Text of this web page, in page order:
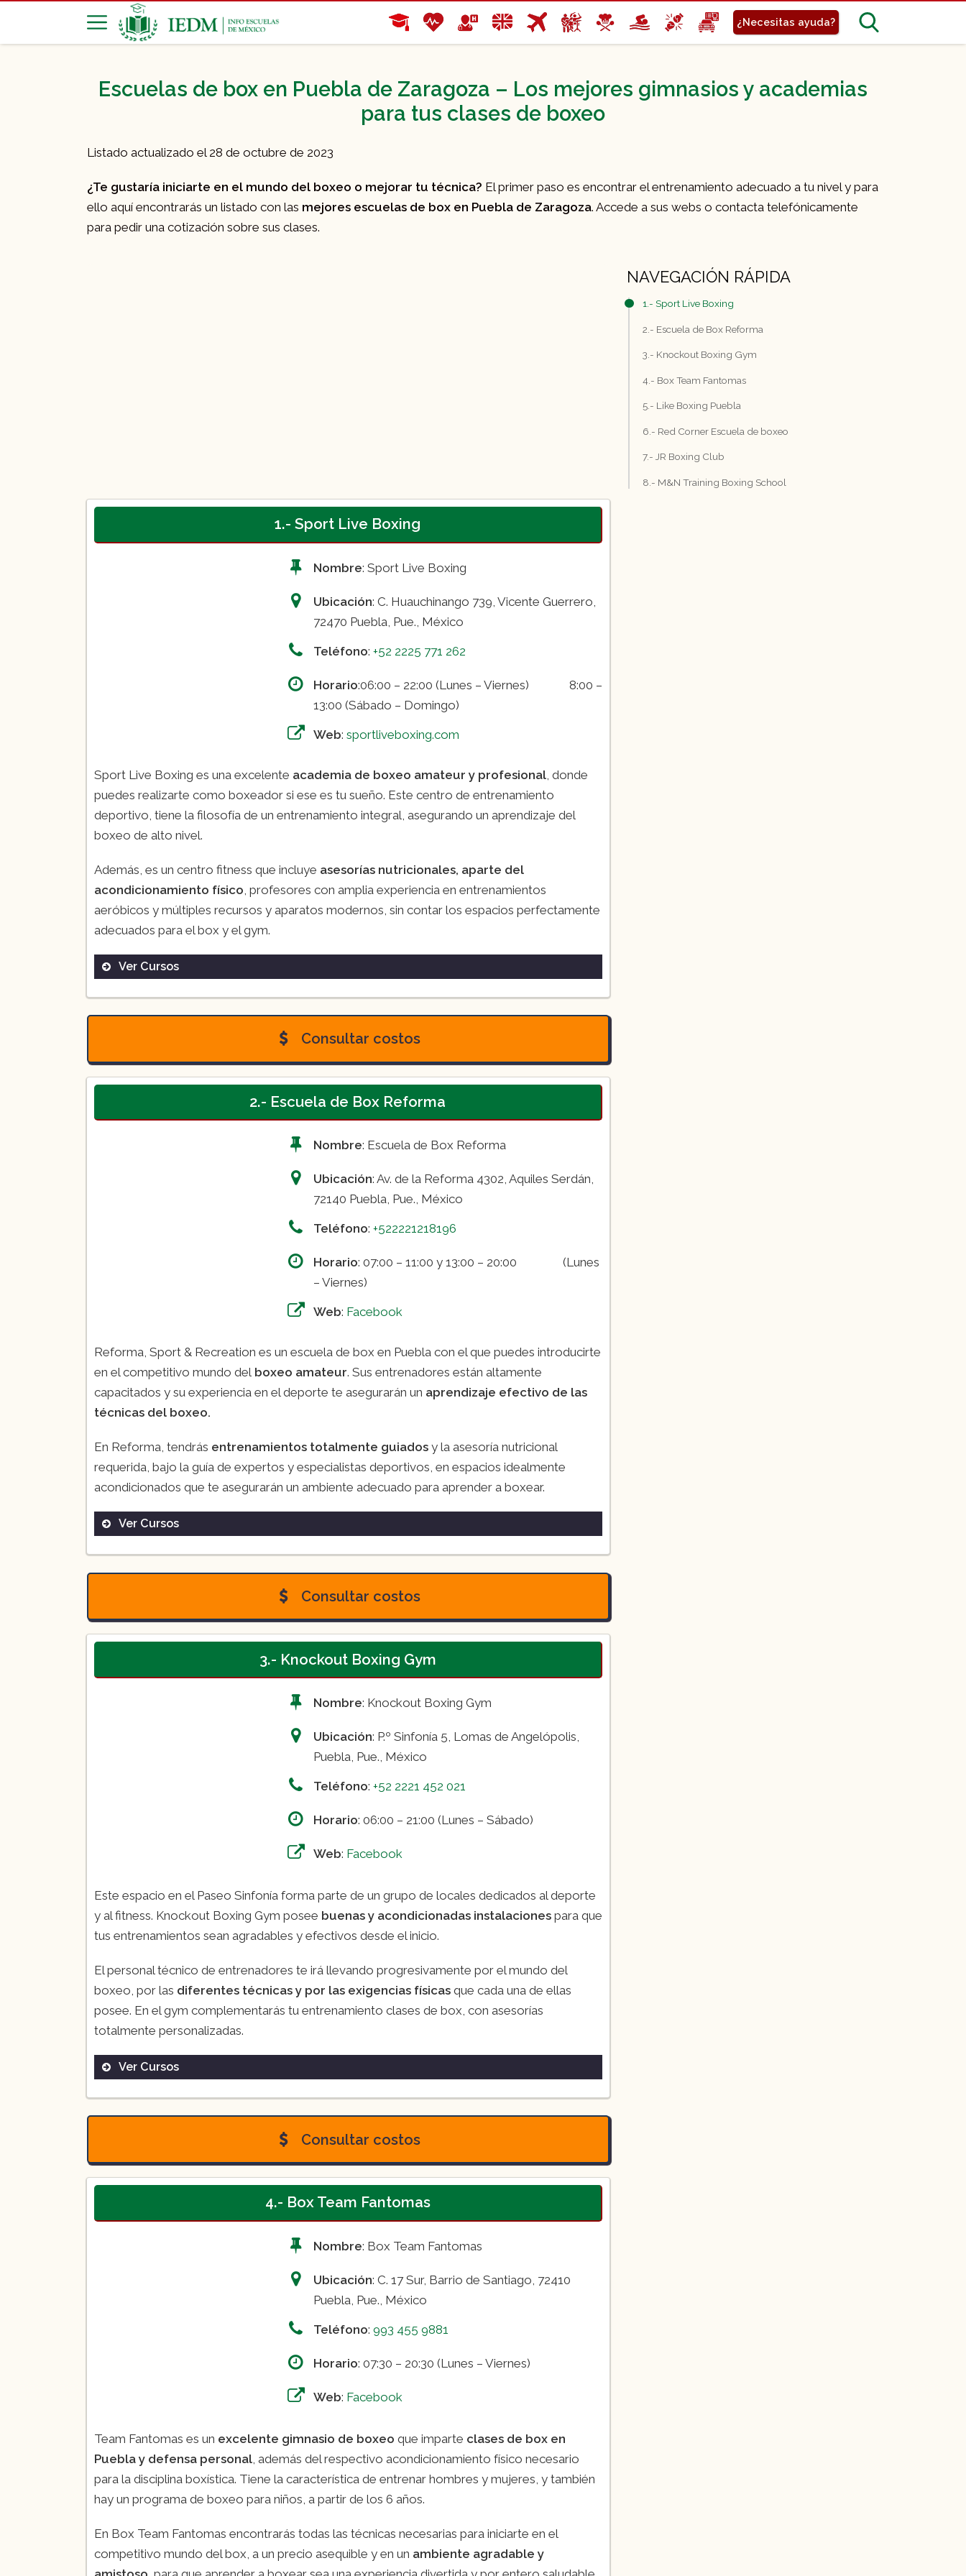
¿Necesitas ayuda?
Escuelas de box en Puebla de Zaragoza – Los mejores gimnasios y academias
para tus clases de boxeo
Listado actualizado el 28 de octubre de 2023
¿Te gustaría iniciarte en el mundo del boxeo o mejorar tu técnica? El primer paso es encontrar el entrenamiento adecuado a tu nivel y para
ello aquí encontrarás un listado con las mejores escuelas de box en Puebla de Zaragoza. Accede a sus webs o contacta telefónicamente
para pedir una cotización sobre sus clases.
NAVEGACIÓN RÁPIDA
1.- Sport Live Boxing
2.- Escuela de Box Reforma
3.- Knockout Boxing Gym
4.- Box Team Fantomas
5.- Like Boxing Puebla
6.- Red Corner Escuela de boxeo
7.- JR Boxing Club
8.- M&N Training Boxing School
1.- Sport Live Boxing
Nombre: Sport Live Boxing
Ubicación: C. Huauchinango 739, Vicente Guerrero,
72470 Puebla, Pue., México
Teléfono: +52 2225 771 262
Horario:06:00 – 22:00 (Lunes – Viernes) 8:00 –
13:00 (Sábado – Domingo)
Web: sportliveboxing.com
Sport Live Boxing es una excelente academia de boxeo amateur y profesional , donde
puedes realizarte como boxeador si ese es tu sueño. Este centro de entrenamiento
deportivo, tiene la filosofía de un entrenamiento integral, asegurando un aprendizaje del
boxeo de alto nivel.
Además, es un centro fitness que incluye asesorías nutricionales, aparte del
acondicionamiento físico , profesores con amplia experiencia en entrenamientos
aeróbicos y múltiples recursos y aparatos modernos, sin contar los espacios perfectamente
adecuados para el box y el gym.
Ver Cursos
Consultar costos
2.- Escuela de Box Reforma
Nombre: Escuela de Box Reforma
Ubicación: Av. de la Reforma 4302, Aquiles Serdán,
72140 Puebla, Pue., México
Teléfono: +522221218196
Horario: 07:00 – 11:00 y 13:00 – 20:00 (Lunes
– Viernes)
Web: Facebook
Reforma, Sport & Recreation es un escuela de box en Puebla con el que puedes introducirte
en el competitivo mundo del boxeo amateur. Sus entrenadores están altamente
capacitados y su experiencia en el deporte te asegurarán un aprendizaje efectivo de las
técnicas del boxeo.
En Reforma, tendrás entrenamientos totalmente guiados y la asesoría nutricional
requerida, bajo la guía de expertos y especialistas deportivos, en espacios idealmente
acondicionados que te asegurarán un ambiente adecuado para aprender a boxear.
Ver Cursos
Consultar costos
3.- Knockout Boxing Gym
Nombre: Knockout Boxing Gym
Ubicación: P.º Sinfonía 5, Lomas de Angelópolis,
Puebla, Pue., México
Teléfono: +52 2221 452 021
Horario: 06:00 – 21:00 (Lunes – Sábado)
Web: Facebook
Este espacio en el Paseo Sinfonía forma parte de un grupo de locales dedicados al deporte
y al fitness. Knockout Boxing Gym posee buenas y acondicionadas instalaciones para que
tus entrenamientos sean agradables y efectivos desde el inicio.
El personal técnico de entrenadores te irá llevando progresivamente por el mundo del
boxeo, por las diferentes técnicas y por las exigencias físicas que cada una de ellas
posee. En el gym complementarás tu entrenamiento clases de box, con asesorías
totalmente personalizadas.
Ver Cursos
Consultar costos
4.- Box Team Fantomas
Nombre: Box Team Fantomas
Ubicación: C. 17 Sur, Barrio de Santiago, 72410
Puebla, Pue., México
Teléfono: 993 455 9881
Horario: 07:30 – 20:30 (Lunes – Viernes)
Web: Facebook
Team Fantomas es un excelente gimnasio de boxeo que imparte clases de box en
Puebla y defensa personal , además del respectivo acondicionamiento físico necesario
para la disciplina boxística. Tiene la característica de entrenar hombres y mujeres, y también
hay un programa de boxeo para niños, a partir de los 6 años.
En Box Team Fantomas encontrarás todas las técnicas necesarias para iniciarte en el
competitivo mundo del box, a un precio asequible y en un ambiente agradable y